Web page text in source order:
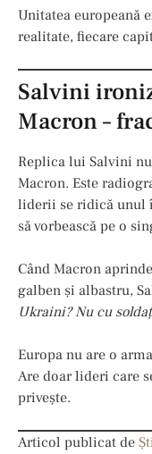
Unitatea europeană
realitate, fiecare
Salvini
Macron –
Replica lui Salvini
Macron. Este
liderii se ridică unul
să vorbească pe o
Când Macron
galben și albastru,
Ukraini? Nu cu
Europa nu are o
Are doar lideri care
privește.
Articol publicat de